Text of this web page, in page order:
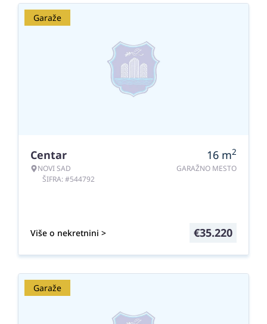
Garaže
Centar
NOVI SAD
ŠIFRA: #544792
16 m2
GARAŽNO MESTO
Više o nekretnini > €35.220
Garaže